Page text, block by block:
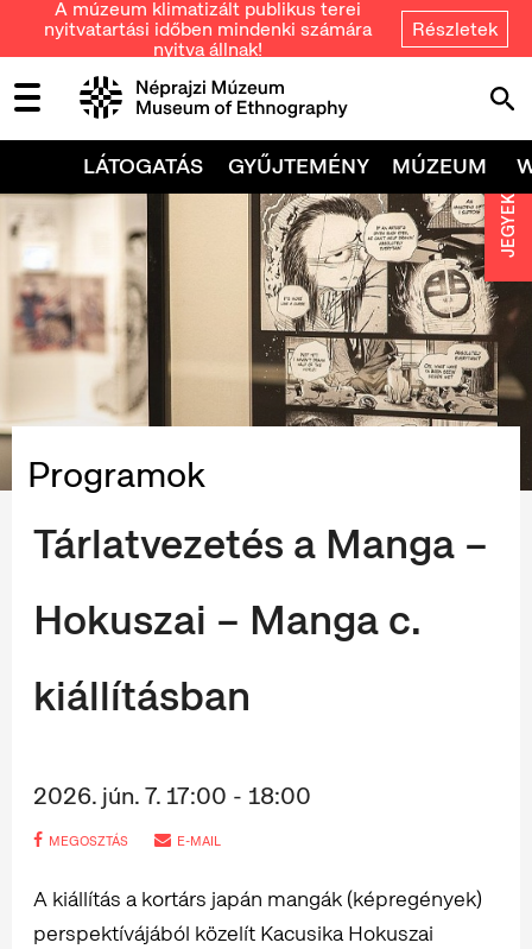
A múzeum klimatizált publikus terei
nyitvatartási időben mindenki számára
nyitva állnak!
Részletek
LÁTOGATÁS GYŰJTEMÉNY MÚZEUM
Programok
Tárlatvezetés a Manga –
Hokuszai – Manga c.
kiállításban
2026. jún. 7. 17:00 - 18:00
MEGOSZTÁS E-MAIL
A kiállítás a kortárs japán mangák (képregények)
perspektívájából közelít Kacusika Hokuszai
JEGYEK